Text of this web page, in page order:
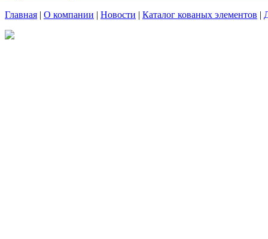
Главная | О компании | Новости | Каталог кованых элементов |